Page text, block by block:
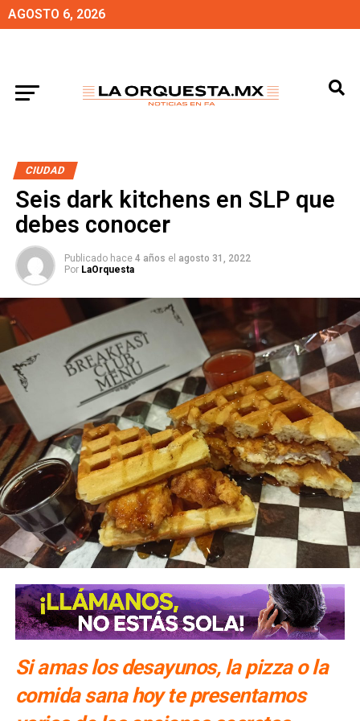
AGOSTO 6, 2026
CIUDAD
Seis dark kitchens en SLP que
debes conocer
Publicado hace 4 años el agosto 31, 2022
Por LaOrquesta
Si amas los desayunos, la pizza o la
comida sana hoy te presentamos